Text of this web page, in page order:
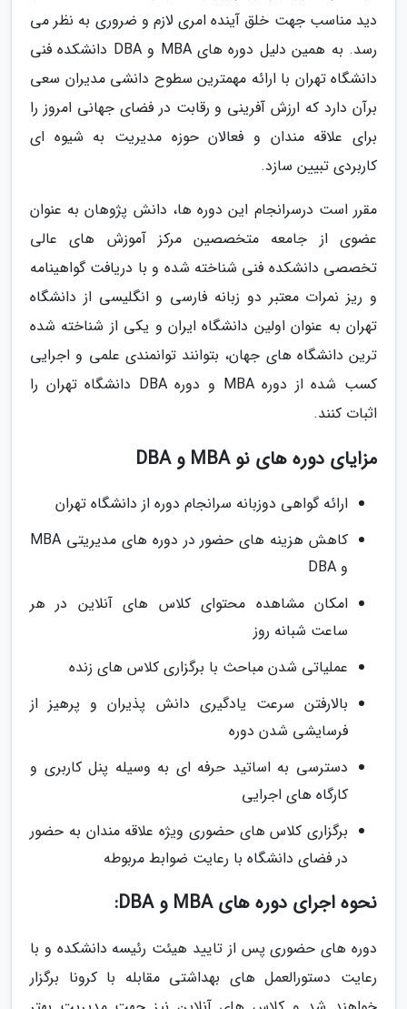
دید مناسب جهت خلق آینده امری لازم و ضروری به نظر می
رسد. به همین دلیل دوره های MBA و DBA دانشکده فنی
دانشگاه تهران با ارائه مهمترین سطوح دانشی مدیران سعی
برآن دارد که ارزش آفرینی و رقابت در فضای جهانی امروز را
برای علاقه مندان و فعالان حوزه مدیریت به شیوه ای
کاربردی تبیین سازد.
مقرر است درسرانجام این دوره ها، دانش پژوهان به عنوان
عضوی از جامعه متخصصین مرکز آموزش های عالی
تخصصی دانشکده فنی شناخته شده و با دریافت گواهینامه
و ریز نمرات معتبر دو زبانه فارسی و انگلیسی از دانشگاه
تهران به عنوان اولین دانشگاه ایران و یکی از شناخته شده
ترین دانشگاه های جهان، بتوانند توانمندی علمی و اجرایی
کسب شده از دوره MBA و دوره DBA دانشگاه تهران را
اثبات کنند.
مزایای دوره های نو MBA و DBA
ارائه گواهی دوزبانه سرانجام دوره از دانشگاه تهران
کاهش هزینه های حضور در دوره های مدیریتی MBA
و DBA
امکان مشاهده محتوای کلاس های آنلاین در هر
ساعت شبانه روز
عملیاتی شدن مباحث با برگزاری کلاس های زنده
بالارفتن سرعت یادگیری دانش پذیران و پرهیز از
فرسایشی شدن دوره
دسترسی به اساتید حرفه ای به وسیله پنل کاربری و
کارگاه های اجرایی
برگزاری کلاس های حضوری ویژه علاقه مندان به حضور
در فضای دانشگاه با رعایت ضوابط مربوطه
نحوه اجرای دوره های MBA و DBA:
دوره های حضوری پس از تایید هیئت رئیسه دانشکده و با
رعایت دستورالعمل های بهداشتی مقابله با کرونا برگزار